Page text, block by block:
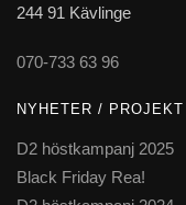
244 91 Kävlinge
070-733 63 96
NYHETER / PROJEKT
D2 höstkampanj 2025
Black Friday Rea!